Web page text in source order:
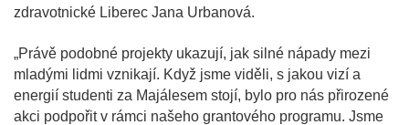
zdravotnické Liberec Jana Urbanová.
„Právě podobné projekty ukazují, jak silné nápady mezi
mladými lidmi vznikají. Když jsme viděli, s jakou vizí a
energií studenti za Majálesem stojí, bylo pro nás přirozené
akci podpořit v rámci našeho grantového programu. Jsme